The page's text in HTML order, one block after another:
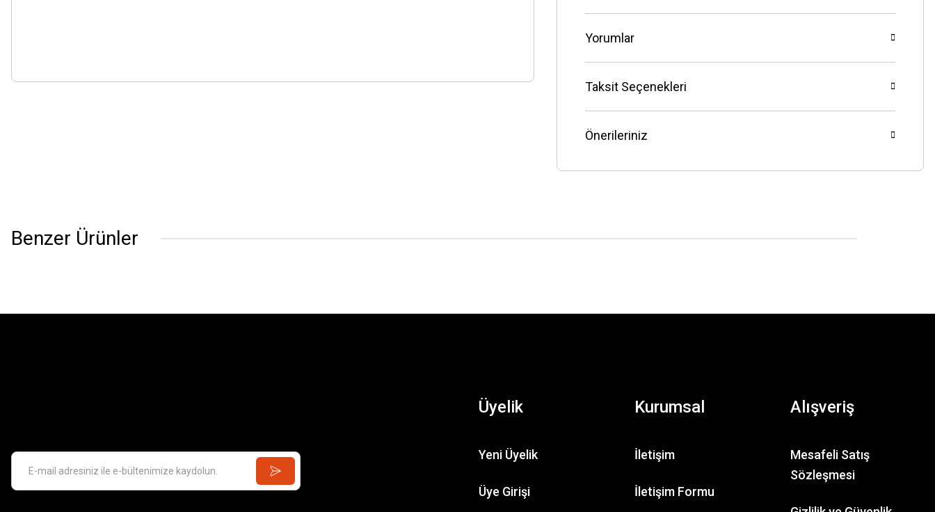
Yorumlar
Taksit Seçenekleri
Önerileriniz
Benzer Ürünler
Üyelik
Yeni Üyelik
Üye Girişi
Kurumsal
İletişim
İletişim Formu
Alışveriş
Mesafeli Satış
Sözleşmesi